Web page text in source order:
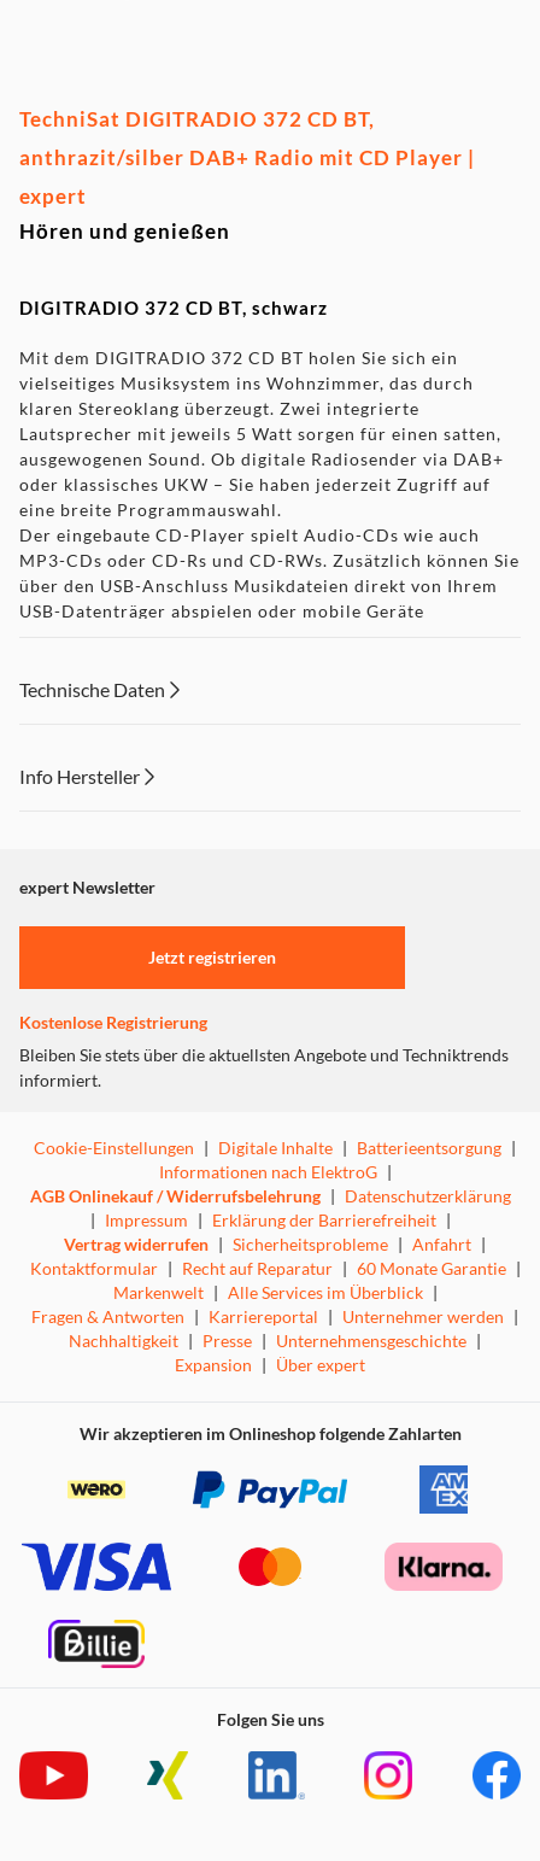
TechniSat DIGITRADIO 372 CD BT,
anthrazit/silber DAB+ Radio mit CD Player |
expert
Hören und genießen
DIGITRADIO 372 CD BT, schwarz
Mit dem DIGITRADIO 372 CD BT holen Sie sich ein
vielseitiges Musiksystem ins Wohnzimmer, das durch
klaren Stereoklang überzeugt. Zwei integrierte
Lautsprecher mit jeweils 5 Watt sorgen für einen satten,
ausgewogenen Sound. Ob digitale Radiosender via DAB+
oder klassisches UKW – Sie haben jederzeit Zugriff auf
eine breite Programmauswahl.
Der eingebaute CD-Player spielt Audio-CDs wie auch
MP3-CDs oder CD-Rs und CD-RWs. Zusätzlich können Sie
über den USB-Anschluss Musikdateien direkt von Ihrem
USB-Datenträger abspielen oder mobile Geräte
Sendernamen, Musiktitel und weitere Informationen. Die
Fernbedienung.
übertragen.
Technische Daten
Info Hersteller
"Marketing".
Einstellungen anpassen
expert Newsletter
Jetzt registrieren
Kostenlose Registrierung
Bleiben Sie stets über die aktuellsten Angebote und Techniktrends
informiert.
Cookie-Einstellungen | Digitale Inhalte | Batterieentsorgung |
Informationen nach ElektroG |
AGB Onlinekauf / Widerrufsbelehrung | Datenschutzerklärung
| Impressum | Erklärung der Barrierefreiheit |
Vertrag widerrufen | Sicherheitsprobleme | Anfahrt |
Kontaktformular | Recht auf Reparatur | 60 Monate Garantie |
Markenwelt | Alle Services im Überblick |
Fragen & Antworten | Karriereportal | Unternehmer werden |
Nachhaltigkeit | Presse | Unternehmensgeschichte |
Expansion | Über expert
Wir akzeptieren im Onlineshop folgende Zahlarten
Folgen Sie uns